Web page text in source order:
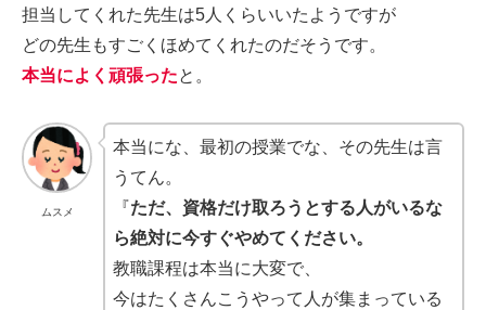
担当してくれた先生は5人くらいいたようですが
どの先生もすごくほめてくれたのだそうです。
本当によく頑張ったと。
ムスメ
本当にな、最初の授業でな、その先生は言
うてん。
『ただ、資格だけ取ろうとする人がいるな
ら絶対に今すぐやめてください。
教職課程は本当に大変で、
今はたくさんこうやって人が集まっている